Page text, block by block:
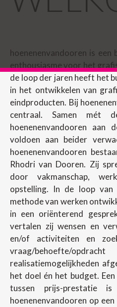
hoenenenvandooren is
enthousiasme voor het
de loop der jaren heeft het
in het ontwikkelen van
eindproducten. Bij
centraal. Samen mét
hoenenenvandooren
voldoen aan beider
hoenenenvandooren
Rhodri van Dooren. Zij
door vakmanschap,
opstelling. In de loop van
methode van werken
in een oriënterend
vertalen zij wensen en
en/of activiteiten en
vraag/behoefte/
realisatiemogelijkheden
het doel én het budget.
tussen prijs-prestatie
hoenenenvandooren op